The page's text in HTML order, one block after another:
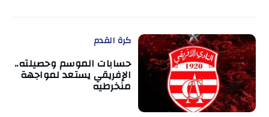
كرة القدم
حسابات الموسم وحصيلته..
الإفريقي يستعد لمواجهة
منخرطيه